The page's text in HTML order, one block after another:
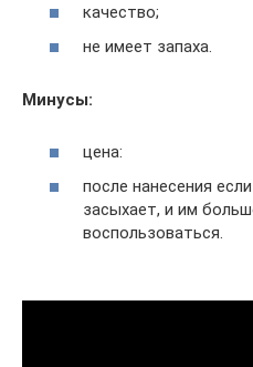
качество;
не имеет запаха.
Минусы:
цена:
после нанесения
засыхает, и им
воспользоваться.